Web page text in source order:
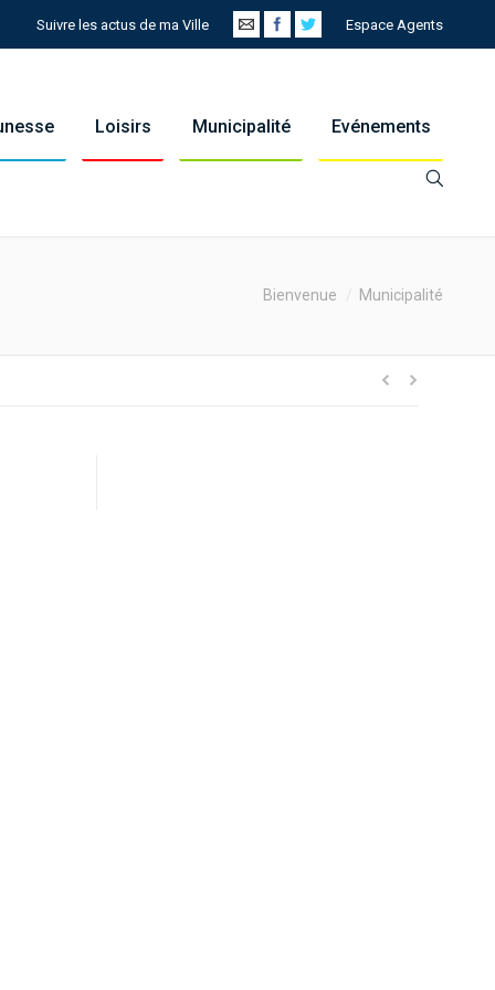
Suivre les actus de ma Ville Espace Agents
Loisirs Municipalité Evénements
You are here:Bienvenue Municipalité